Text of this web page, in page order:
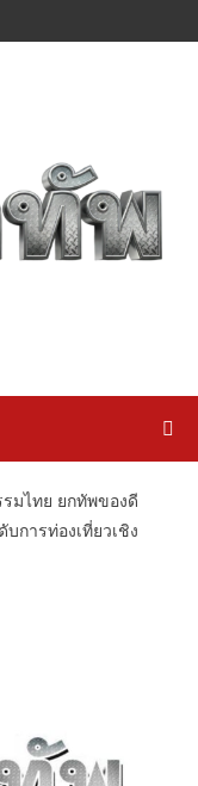
มไทย ยกทัพของดี
การท่องเที่ยวเชิง